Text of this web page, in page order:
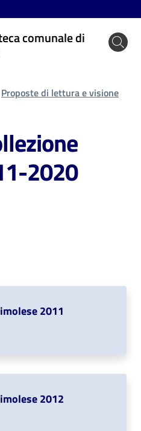
comunale di
Proposte di lettura e visione
2020
2011
2012